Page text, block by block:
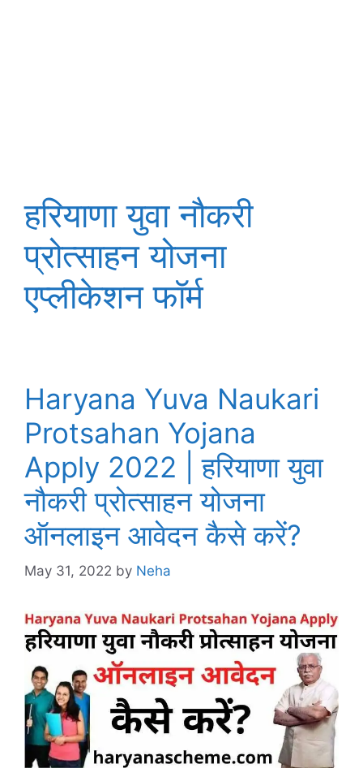
हरियाणा युवा नौकरी
प्रोत्साहन योजना
एप्लीकेशन फॉर्म
Haryana Yuva Naukari
Protsahan Yojana
Apply 2022 | हरियाणा युवा
नौकरी प्रोत्साहन योजना
ऑनलाइन आवेदन कैसे करें?
May 31, 2022 by Neha